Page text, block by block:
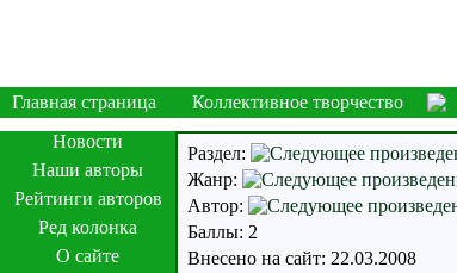
Главная страница Коллективное творчество
Новости
Наши авторы
Рейтинги авторов
Ред колонка
О сайте
Раздел:
Жанр:
Автор:
Баллы: 2
Внесено на сайт: 22.03.2008